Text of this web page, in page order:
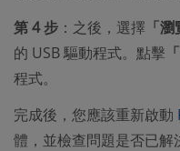
第 4 步 ：之後，選擇 「瀏
的 USB 驅動程式。點擊
程式。
完成後，您應該重新啟動
體，並檢查問題是否已解